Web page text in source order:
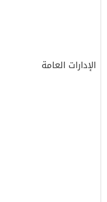
الإدارات العامة